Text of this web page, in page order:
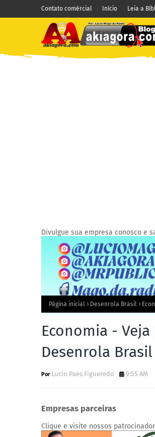
Contato comércial Início Leia a
Divulgue sua empresa conosco e
Página inicial Desenrola Brasil
Economia -
Desenrola Brasil
Lucio Paes Figueredo 9:55 AM
Empresas parceiras
Clique e visite nossos